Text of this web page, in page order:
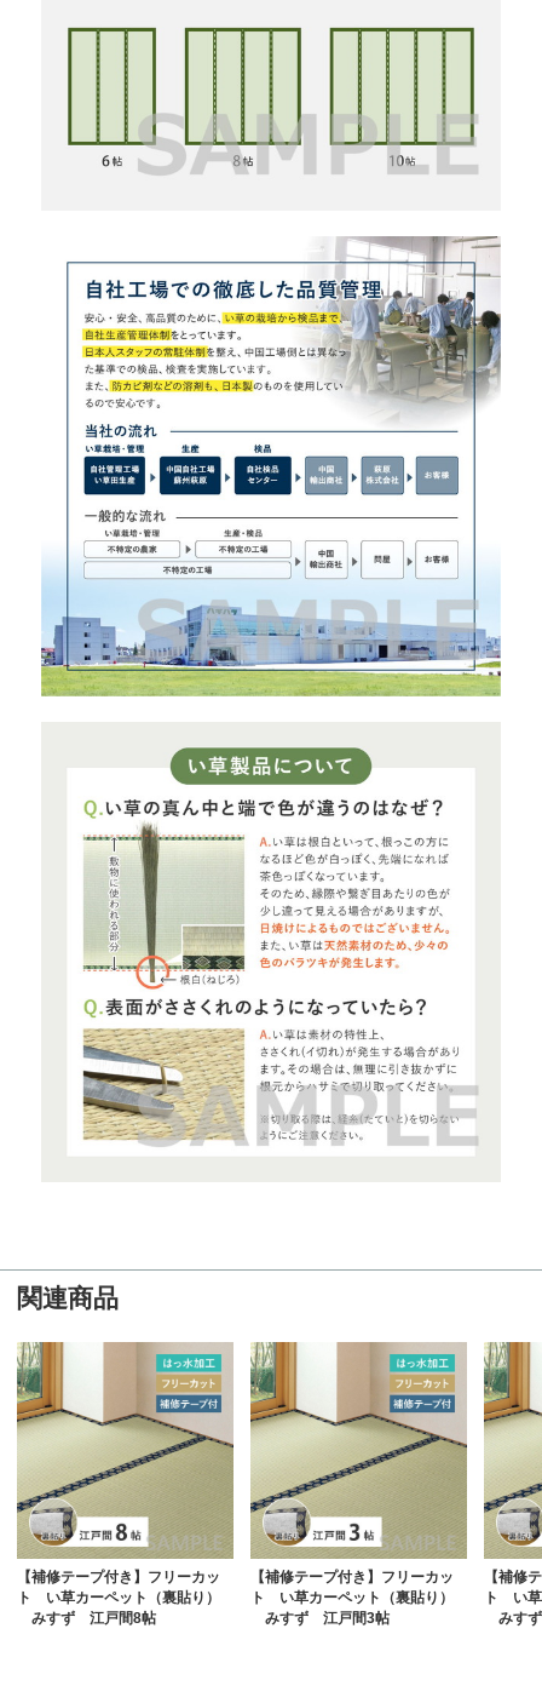
関連商品
【補修テープ付き】フリーカッ
ト い草カーペット（裏貼り）
みすず 江戸間8帖
【補修テープ付き】フリーカッ
ト い草カーペット（裏貼り）
みすず 江戸間3帖
【補修
ト い草
みす